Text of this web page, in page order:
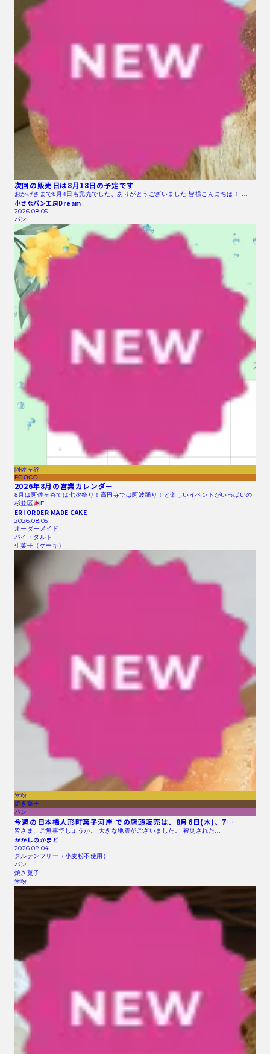
次回の販売日は8月18日の予定です
おかげさまで8月4日も完売でした、ありがとうございました 皆様こんにちは！ …
小さなパン工房Dream
2026.08.05
パン
阿佐ヶ谷
FOOCO
2026年8月の営業カレンダー
8月は阿佐ヶ谷では七夕祭り！高円寺では阿波踊り！と楽しいイベントがいっぱいの
杉並区
E…
ERI ORDER MADE CAKE
2026.08.05
オーダーメイド
パイ・タルト
生菓子（ケーキ）
米粉
焼き菓子
パン
今週の日本橋人形町菓子河岸 での店頭販売は、8月6日(木)、7…
皆さま、ご無事でしょうか。 大きな地震がございました。 被災された…
かかしのかまど
2026.08.04
グルテンフリー（小麦粉不使用）
パン
焼き菓子
米粉